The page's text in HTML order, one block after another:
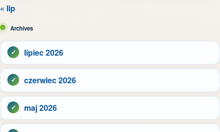
« lip
Archives
lipiec 2026
czerwiec 2026
maj 2026